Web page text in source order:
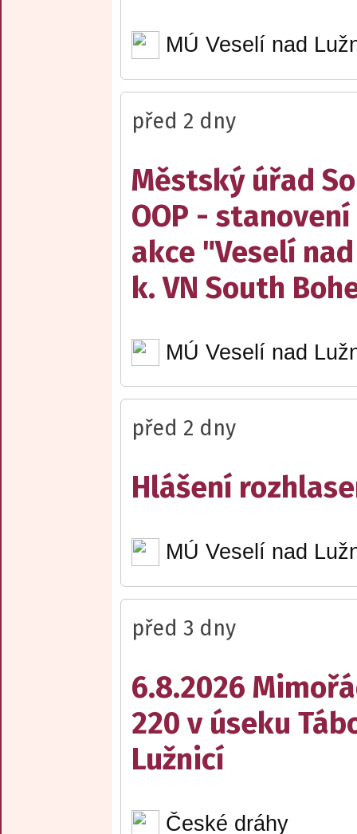
MÚ Veselí nad
před 2 dny
Městský úřad
OOP -
akce "Veselí
k. VN South
MÚ Veselí nad
před 2 dny
Hlášení
MÚ Veselí nad
před 3 dny
6.8.2026
220 v úseku
Lužnicí
České dráhy